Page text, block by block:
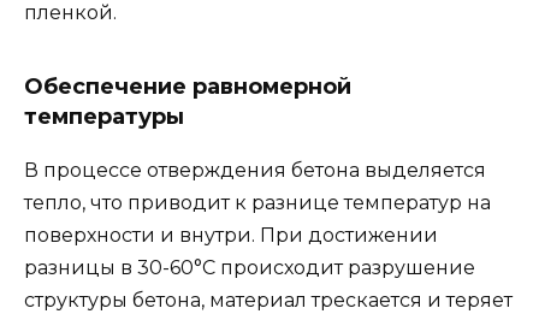
пленкой.
Обеспечение равномерной
температуры
В процессе отверждения бетона выделяется
тепло, что приводит к разнице температур на
поверхности и внутри. При достижении
разницы в 30-60°C происходит разрушение
структуры бетона, материал трескается и теряет